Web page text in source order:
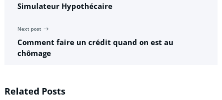
Simulateur Hypothécaire
Next post
Comment faire un crédit quand on est au
chômage
Related Posts